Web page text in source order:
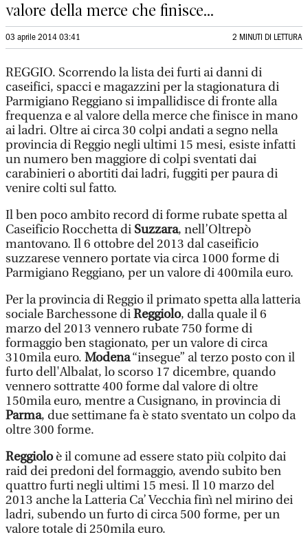
valore della merce che finisce...
03 aprile 2014 03:41 2 MINUTI DI LETTURA
REGGIO. Scorrendo la lista dei furti ai danni di
caseifici, spacci e magazzini per la stagionatura di
Parmigiano Reggiano si impallidisce di fronte alla
frequenza e al valore della merce che finisce in mano
ai ladri. Oltre ai circa 30 colpi andati a segno nella
provincia di Reggio negli ultimi 15 mesi, esiste infatti
un numero ben maggiore di colpi sventati dai
carabinieri o abortiti dai ladri, fuggiti per paura di
venire colti sul fatto.
Il ben poco ambito record di forme rubate spetta al
Caseificio Rocchetta di Suzzara, nell’Oltrepò
mantovano. Il 6 ottobre del 2013 dal caseificio
suzzarese vennero portate via circa 1000 forme di
Parmigiano Reggiano, per un valore di 400mila euro.
Per la provincia di Reggio il primato spetta alla latteria
sociale Barchessone diReggiolo, dalla quale il 6
marzo del 2013 vennero rubate 750 forme di
formaggio ben stagionato, per un valore di circa
310mila euro. Modena“insegue” al terzo posto con il
furto dell'Albalat, lo scorso 17 dicembre, quando
vennero sottratte 400 forme dal valore di oltre
150mila euro, mentre a Cusignano, in provincia di
Parma, due settimane fa è stato sventato un colpo da
oltre 300 forme.
Reggioloè il comune ad essere stato più colpito dai
raid dei predoni del formaggio, avendo subito ben
quattro furti negli ultimi 15 mesi. Il 10 marzo del
2013 anche la Latteria Ca’ Vecchia finì nel mirino dei
ladri, subendo un furto di circa 500 forme, per un
valore totale di 250mila euro.